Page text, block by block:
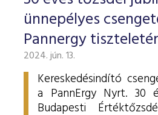
ESG Útmutató
ünnepélyes
Pannergy
2024. jún. 13.
Kereskedésindító
a PannErgy Nyrt. 30
Budapesti